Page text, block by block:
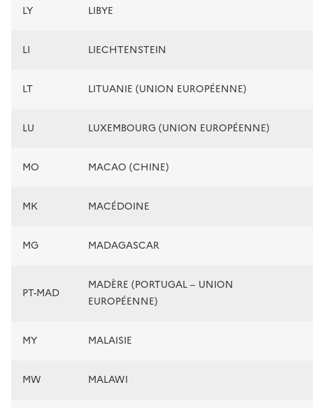
LY LIBYE
LI LIECHTENSTEIN
LT LITUANIE (UNION EUROPÉENNE)
LU LUXEMBOURG (UNION EUROPÉENNE)
MO MACAO (CHINE)
MK MACÉDOINE
MG MADAGASCAR
PT-MAD
MADÈRE (PORTUGAL – UNION
EUROPÉENNE)
MY MALAISIE
MW MALAWI